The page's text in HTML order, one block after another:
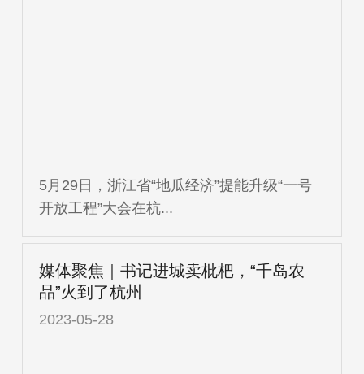
5月29日，浙江省“地瓜经济”提能升级“一号
开放工程”大会在杭...
媒体聚焦｜书记进城卖枇杷，“千岛农
品”火到了杭州
2023-05-28